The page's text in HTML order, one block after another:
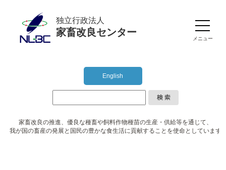
独立行政法人
家畜改良センター
メニュー
English
家畜改良の推進、優良な種畜や飼料作物種苗の生産・供給等を通じて、
我が国の畜産の発展と国民の豊かな食生活に貢献することを使命としています